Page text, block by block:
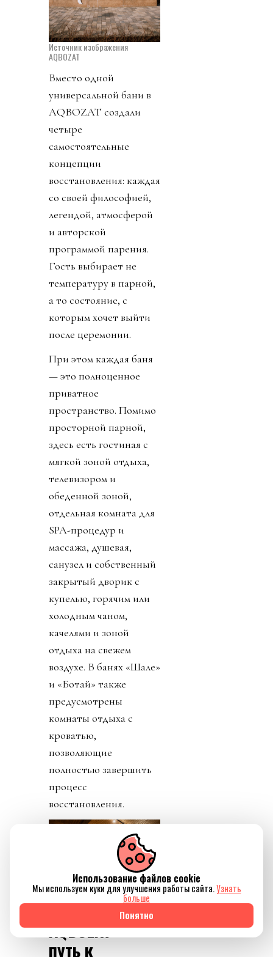
Источник изображения
AQBOZAT
Вместо одной
универсальной бани в
AQBOZAT создали
четыре
самостоятельные
концепции
восстановления: каждая
со своей философией,
легендой, атмосферой
и авторской
программой парения.
Гость выбирает не
температуру в парной,
а то состояние, с
которым хочет выйти
после церемонии.
При этом каждая баня
— это полноценное
приватное
пространство. Помимо
просторной парной,
здесь есть гостиная с
мягкой зоной отдыха,
телевизором и
обеденной зоной,
отдельная комната для
SPA-процедур и
массажа, душевая,
санузел и собственный
закрытый дворик с
купелью, горячим или
холодным чаном,
качелями и зоной
отдыха на свежем
воздухе. В банях «Шале»
и «Ботай» также
предусмотрены
комнаты отдыха с
кроватью,
позволяющие
полностью завершить
процесс
восстановления.
Источник изображения
AQBOZAT —
путь к
Использование файлов cookie
Мы используем куки для улучшения работы сайта.Узнать
больше
Понятно